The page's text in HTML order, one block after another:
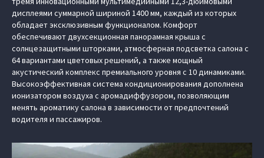
дисплеями суммарной шириной 1400 мм, каждый из которых
обладает эксклюзивным функционалом. Комфорт
обеспечивают двухсекционная панорамная крыша с
солнцезащитными шторками, атмосферная подсветка салона с
64 вариантами цветовых решений, а также мощный
акустический комплекс премиального уровня с 10 динамиками.
Высокоэффективная система кондиционирования дополнена
ионизатором воздуха с аромадиффузором, позволяющим
менять ароматику салона в зависимости от предпочтений
водителя и пассажиров.